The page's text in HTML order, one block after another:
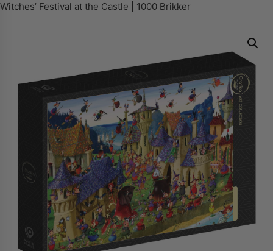
Witches’ Festival at the Castle | 1000 Brikker